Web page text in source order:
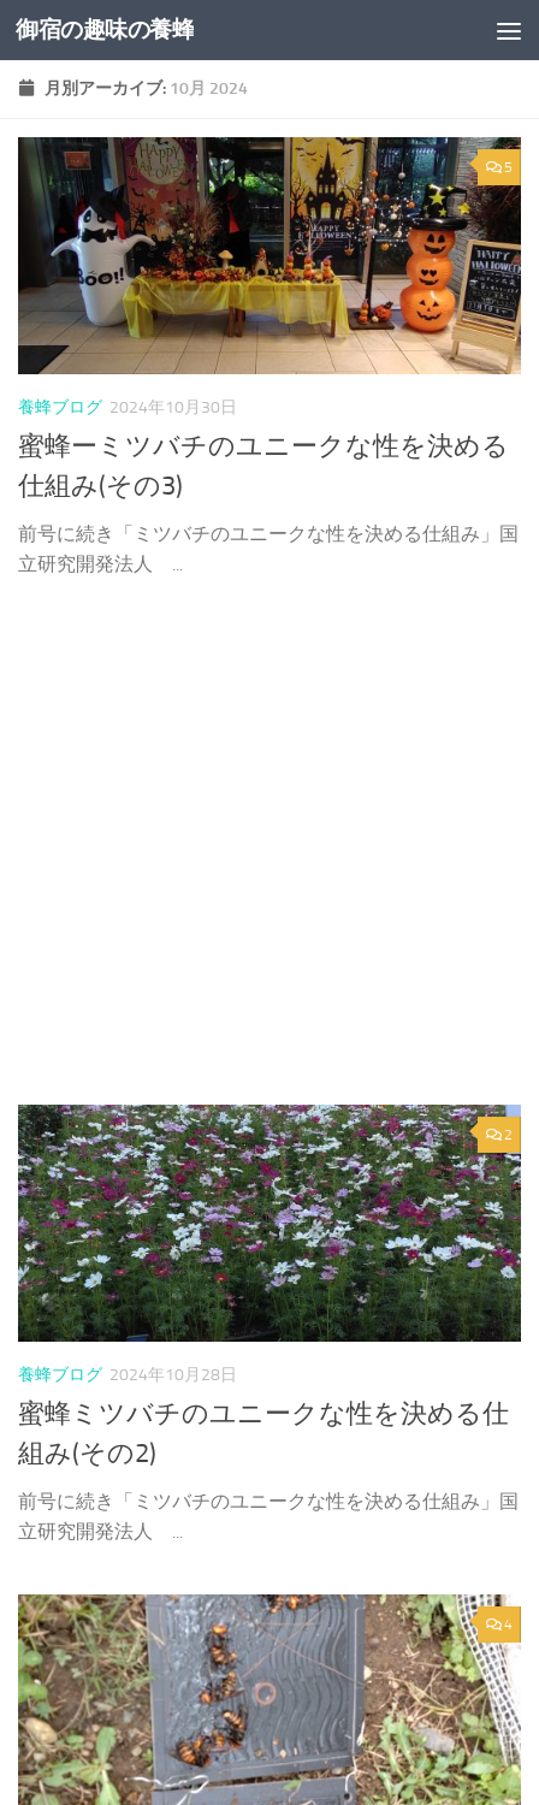
コンテンツへスキップ
御宿の趣味の養蜂
月別アーカイブ: 10月 2024
5
養蜂ブログ 2024年10月30日
蜜蜂ーミツバチのユニークな性を決める
仕組み(その3)
前号に続き「ミツバチのユニークな性を決める仕組み」国
立研究開発法人 ...
2
養蜂ブログ 2024年10月28日
蜜蜂ミツバチのユニークな性を決める仕
組み(その2)
前号に続き「ミツバチのユニークな性を決める仕組み」国
立研究開発法人 ...
4